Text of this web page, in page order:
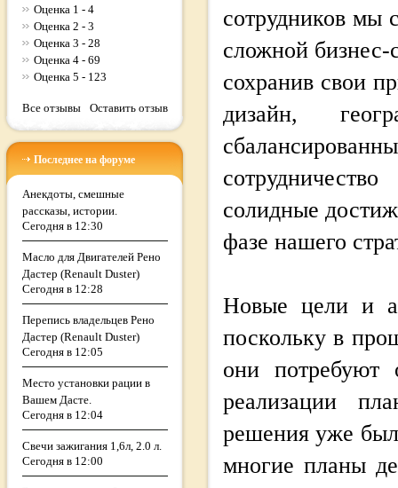
Оценка 1 - 4
Оценка 2 - 3
Оценка 3 - 28
Оценка 4 - 69
Оценка 5 - 123
Все отзывы Оставить отзыв
Последнее на форуме
Анекдоты, смешные
рассказы, истории.
Сегодня в 12:30
Масло для Двигателей Рено
Дастер (Renault Duster)
Сегодня в 12:28
Перепись владельцев Рено
Дастер (Renault Duster)
Сегодня в 12:05
Место установки рации в
Вашем Дасте.
Сегодня в 12:04
Свечи зажигания 1,6л, 2.0 л.
Сегодня в 12:00
сотрудников мы
сложной бизнес-
сохранив свои
дизайн,
солидные
фазе нашего
Новые цели и
поскольку в
они
реализации
решения уже
многие планы